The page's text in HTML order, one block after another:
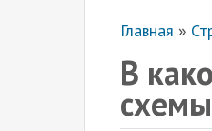
Главная »
В
схемы